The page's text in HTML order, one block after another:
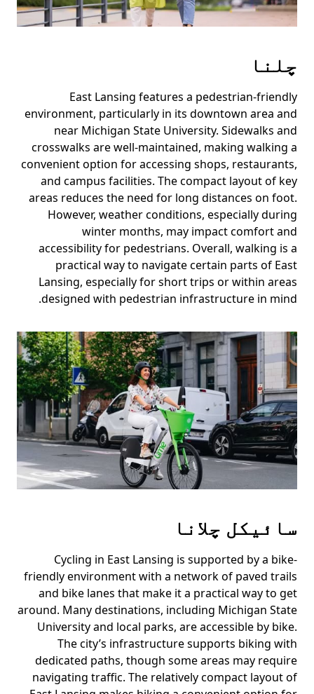
چلنا
East Lansing features a pedestrian-friendly
environment, particularly in its downtown area and
near Michigan State University. Sidewalks and
crosswalks are well-maintained, making walking a
convenient option for accessing shops, restaurants,
and campus facilities. The compact layout of key
areas reduces the need for long distances on foot.
However, weather conditions, especially during
winter months, may impact comfort and
accessibility for pedestrians. Overall, walking is a
practical way to navigate certain parts of East
Lansing, especially for short trips or within areas
designed with pedestrian infrastructure in mind.
سائیکل چلانا
Cycling in East Lansing is supported by a bike-
friendly environment with a network of paved trails
and bike lanes that make it a practical way to get
around. Many destinations, including Michigan State
University and local parks, are accessible by bike.
The city’s infrastructure supports biking with
dedicated paths, though some areas may require
navigating traffic. The relatively compact layout of